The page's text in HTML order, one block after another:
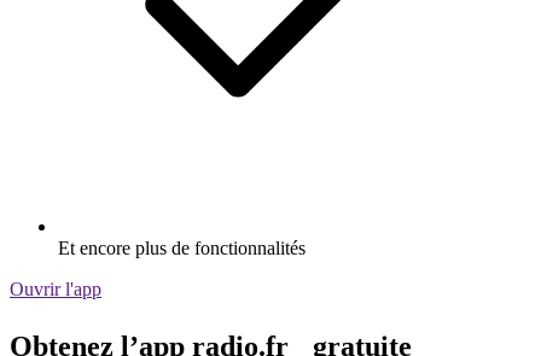
Et encore plus de fonctionnalités
Ouvrir l'app
Obtenez l’app radio.fr gratuite